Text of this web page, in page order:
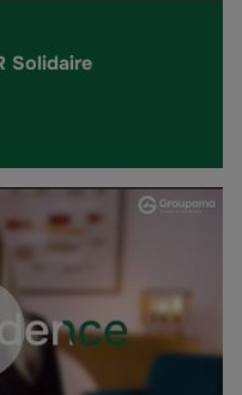
Solidaire